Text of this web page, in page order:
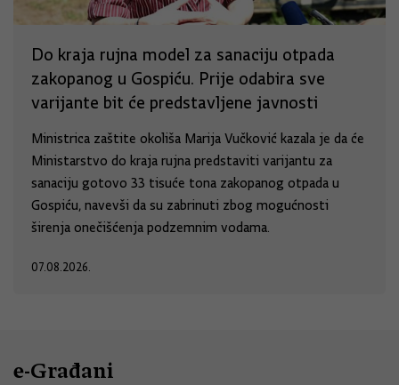
Do kraja rujna model za sanaciju otpada
zakopanog u Gospiću. Prije odabira sve
varijante bit će predstavljene javnosti
Ministrica zaštite okoliša Marija Vučković kazala je da će
Ministarstvo do kraja rujna predstaviti varijantu za
sanaciju gotovo 33 tisuće tona zakopanog otpada u
Gospiću, navevši da su zabrinuti zbog mogućnosti
širenja onečišćenja podzemnim vodama.
07.08.2026.
e-Građani